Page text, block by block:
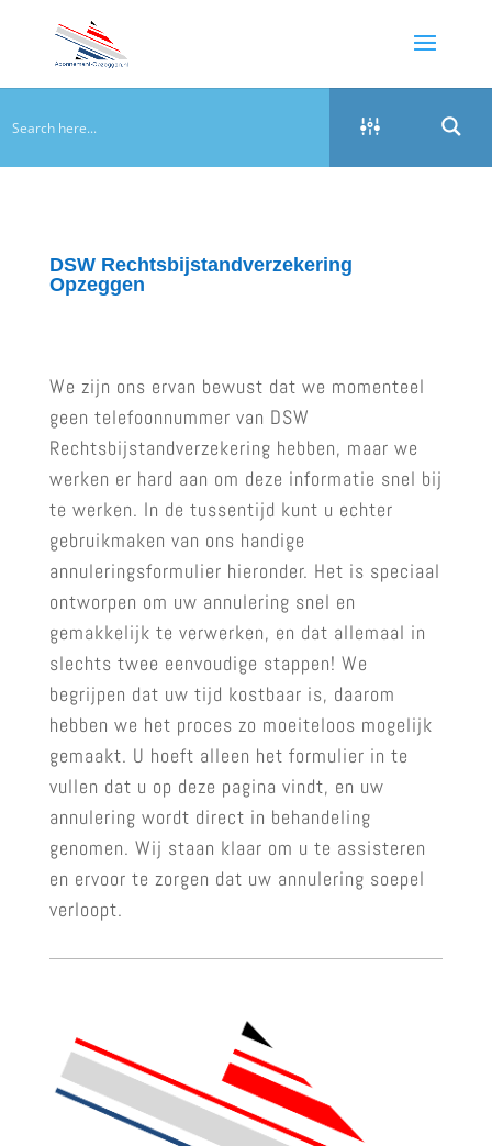
DSW Rechtsbijstandverzekering
Opzeggen
We zijn ons ervan bewust dat we momenteel
geen telefoonnummer van DSW
Rechtsbijstandverzekering hebben, maar we
werken er hard aan om deze informatie snel bij
te werken. In de tussentijd kunt u echter
gebruikmaken van ons handige
annuleringsformulier hieronder. Het is speciaal
ontworpen om uw annulering snel en
gemakkelijk te verwerken, en dat allemaal in
slechts twee eenvoudige stappen! We
begrijpen dat uw tijd kostbaar is, daarom
hebben we het proces zo moeiteloos mogelijk
gemaakt. U hoeft alleen het formulier in te
vullen dat u op deze pagina vindt, en uw
annulering wordt direct in behandeling
genomen. Wij staan klaar om u te assisteren
en ervoor te zorgen dat uw annulering soepel
verloopt.